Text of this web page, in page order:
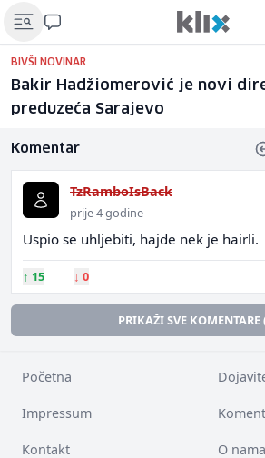
BIVŠI NOVINAR
Bakir Hadžiomerović je novi
preduzeća Sarajevo
Komentar
TzRamboIsBack
prije 4 godine
Uspio se uhljebiti, hajde nek je hairli.
↑ 15 ↓ 0
PRIKAŽI SVE KOMENTARE
Početna
Impressum
Kontakt O nama